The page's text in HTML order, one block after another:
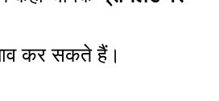
कर सकते हैं।